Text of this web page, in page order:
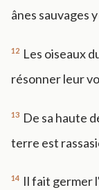
ânes sauvages
12 Les oiseaux
résonner leur
13 De sa haute
terre est
14 Il fait germer